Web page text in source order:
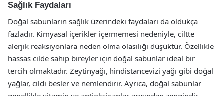
Sağlık Faydaları
Doğal sabunların sağlık üzerindeki faydaları da oldukça
fazladır. Kimyasal içerikler içermemesi nedeniyle, ciltte
alerjik reaksiyonlara neden olma olasılığı düşüktür. Özellikle
hassas cilde sahip bireyler için doğal sabunlar ideal bir
tercih olmaktadır. Zeytinyağı, hindistancevizi yağı gibi doğal
yağlar, cildi besler ve nemlendirir. Ayrıca, doğal sabunlar